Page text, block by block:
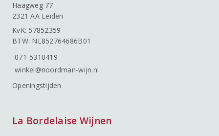
Haagweg 77
2321 AA Leiden
KvK: 57852359
BTW: NL852764686B01
071-5310419
winkel@noordman-wijn.nl
Openingstijden
La Bordelaise Wijnen